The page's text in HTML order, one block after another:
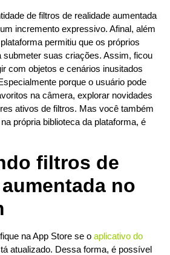
de filtros de realidade aumentada
incremento expressivo. Afinal, além
permitiu que os próprios
submeter suas criações. Assim, ficou
com objetos e cenários inusitados
porque o usuário pode
na câmera, explorar novidades
ativos de filtros. Mas você também
própria biblioteca da plataforma, é
filtros de
no
na App Store se o aplicativo do
atualizado. Dessa forma, é possível